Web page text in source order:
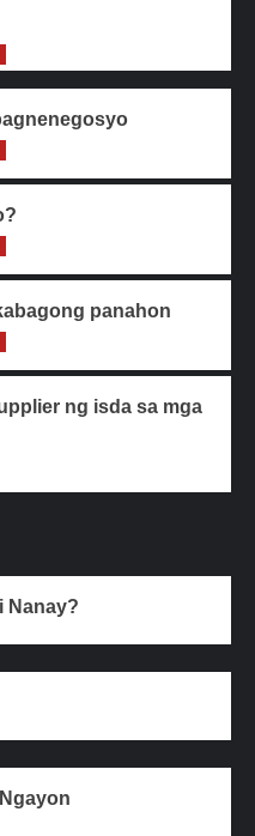
panahon
ng isda sa mga
Nanay?